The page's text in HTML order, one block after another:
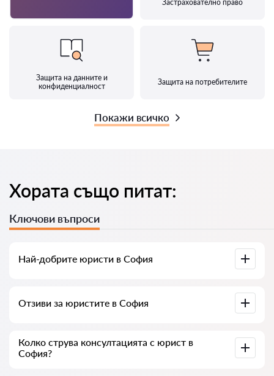
Застрахователно право
Защита на данните и
конфиденциалност
Защита на потребителите
Покажи всичко
Хората също питат:
Ключови въпроси
Най-добрите юристи в София
пълна информация. Цени, отзиви, телефонен номер и
Отзиви за юристите в София
юристите, не изтриваме отрицателни отзиви и няма
възможност за манипулация.
Колко струва консултацията с юрист в
София?